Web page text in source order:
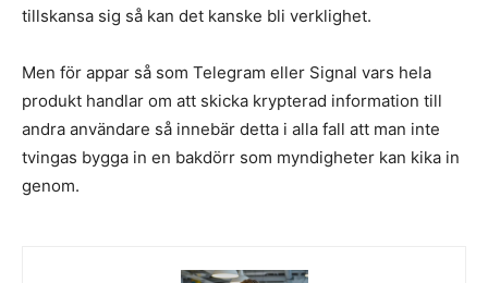
tillskansa sig så kan det kanske bli verklighet.
Men för appar så som Telegram eller Signal vars hela
produkt handlar om att skicka krypterad information till
andra användare så innebär detta i alla fall att man inte
tvingas bygga in en bakdörr som myndigheter kan kika in
genom.